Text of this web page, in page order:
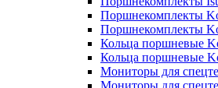
Поршнекомплекты
Поршнекомплекты
Кольца поршневые
Кольца поршневые
Мониторы для
Мониторы для